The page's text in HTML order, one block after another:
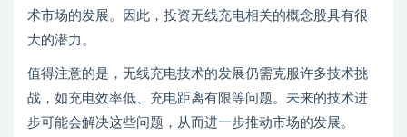
术市场的发展。因此，投资无线充电相关的概念股具有很
大的潜力。
值得注意的是，无线充电技术的发展仍需克服许多技术挑
战，如充电效率低、充电距离有限等问题。未来的技术进
步可能会解决这些问题，从而进一步推动市场的发展。